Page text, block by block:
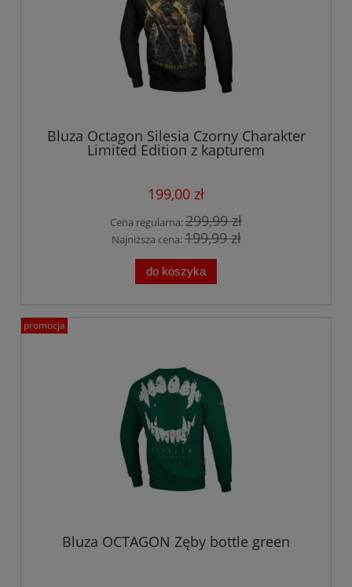
Bluza Octagon Silesia Czorny Charakter
Limited Edition z kapturem
199,00 zł
Cena regularna:299,99 zł
Najniższa cena:199,99 zł
do koszyka
Bluza OCTAGON Zęby bottle green
promocja